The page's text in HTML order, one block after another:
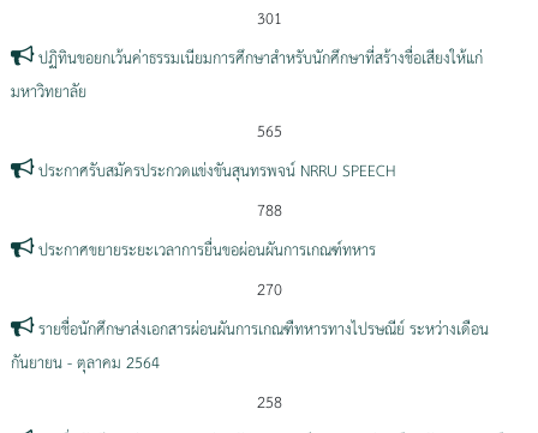
301
ปฏิทินขอยกเว้นค่าธรรมเนียมการศึกษาสำหรับนักศึกษาที่สร้างชื่อเสียงให้แก่
มหาวิทยาลัย
565
ประกาศรับสมัครประกวดแข่งขันสุนทรพจน์ NRRU SPEECH
788
ประกาศขยายระยะเวลาการยื่นขอผ่อนผันการเกณฑ์ทหาร
270
รายชื่อนักศึกษาส่งเอกสารผ่อนผันการเกณฑืทหารทางไปรษณีย์ ระหว่างเดือน
กันยายน - ตุลาคม 2564
258